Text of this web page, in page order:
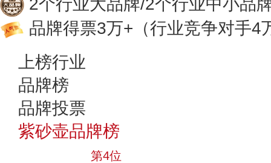
品牌得票3万+ （行业竞争对手4
上榜行业
品牌榜
品牌投票
紫砂壶品牌榜
第4位